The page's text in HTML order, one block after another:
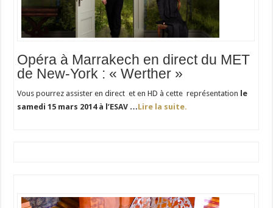
Opéra à Marrakech en direct du MET
de New-York : « Werther »
Vous pourrez assister en direct et en HD à cette représentation le
samedi 15 mars 2014 à l’ESAV …Lire la suite.